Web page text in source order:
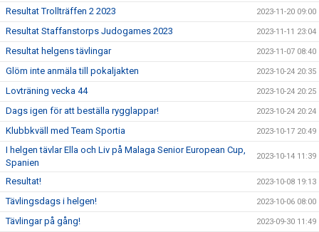
Resultat Trollträffen 2 2023 2023-11-20 09:00
Resultat Staffanstorps Judogames 2023 2023-11-11 23:04
Resultat helgens tävlingar 2023-11-07 08:40
Glöm inte anmäla till pokaljakten 2023-10-24 20:35
Lovträning vecka 44 2023-10-24 20:25
Dags igen för att beställa rygglappar! 2023-10-24 20:24
Klubbkväll med Team Sportia 2023-10-17 20:49
I helgen tävlar Ella och Liv på Malaga Senior European Cup,
Spanien
2023-10-14 11:39
Resultat! 2023-10-08 19:13
Tävlingsdags i helgen! 2023-10-06 08:00
Tävlingar på gång! 2023-09-30 11:49